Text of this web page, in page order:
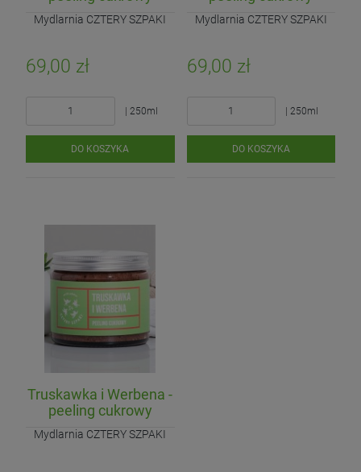
Mydlarnia CZTERY SZPAKI
69,00 zł
| 250ml
DO KOSZYKA
Mydlarnia CZTERY SZPAKI
69,00 zł
| 250ml
DO KOSZYKA
Truskawka i Werbena -
peeling cukrowy
Mydlarnia CZTERY SZPAKI